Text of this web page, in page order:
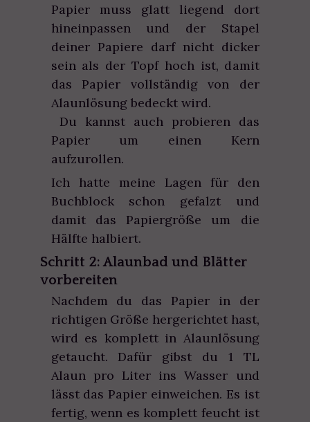
Papier muss glatt liegend dort
hineinpassen und der Stapel
deiner Papiere darf nicht dicker
sein als der Topf hoch ist, damit
das Papier vollständig von der
Alaunlösung bedeckt wird.
Du kannst auch probieren das
Papier um einen Kern
aufzurollen.
Ich hatte meine Lagen für den
Buchblock schon gefalzt und
damit das Papiergröße um die
Hälfte halbiert.
Schritt 2: Alaunbad und Blätter
vorbereiten
Nachdem du das Papier in der
richtigen Größe hergerichtet hast,
wird es komplett in Alaunlösung
getaucht. Dafür gibst du 1 TL
Alaun pro Liter ins Wasser und
lässt das Papier einweichen. Es ist
fertig, wenn es komplett feucht ist